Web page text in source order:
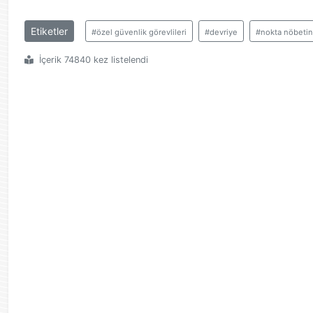
Etiketler #özel güvenlik görevlileri #devriye #nokta
İçerik 74840 kez listelendi